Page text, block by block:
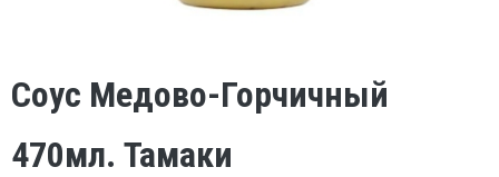
Соус Медово-Горчичный
470мл. Тамаки